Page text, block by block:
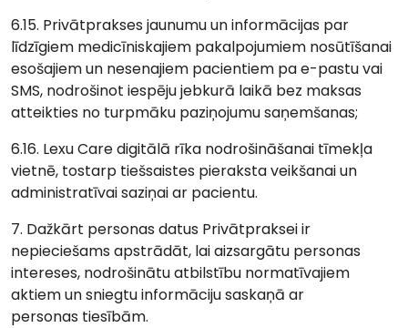
6.15. Privātprakses jaunumu un informācijas par
līdzīgiem medicīniskajiem pakalpojumiem nosūtīšanai
esošajiem un nesenajiem pacientiem pa e-pastu vai
SMS, nodrošinot iespēju jebkurā laikā bez maksas
atteikties no turpmāku paziņojumu saņemšanas;
6.16. Lexu Care digitālā rīka nodrošināšanai tīmekļa
vietnē, tostarp tiešsaistes pieraksta veikšanai un
administratīvai saziņai ar pacientu.
7. Dažkārt personas datus Privātpraksei ir
nepieciešams apstrādāt, lai aizsargātu personas
intereses, nodrošinātu atbilstību normatīvajiem
aktiem un sniegtu informāciju saskaņā ar
personas tiesībām.